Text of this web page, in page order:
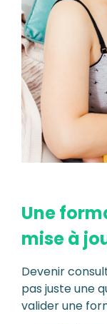
Une
mise à
Devenir
pas juste une
valider une